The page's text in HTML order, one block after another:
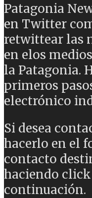
Patagonia
en Twitter
retwittear las
en elos
la Patagonia.
primeros
electrónico
Si desea
hacerlo en el
contacto
haciendo
continuación.